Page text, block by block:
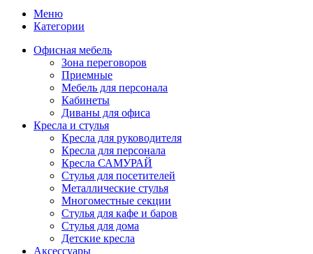
Меню
Категории
Офисная мебель
Зона переговоров
Приемные
Мебель для персонала
Кабинеты
Диваны для офиса
Кресла и стулья
Кресла для руководителя
Кресла для персонала
Кресла САМУРАЙ
Стулья для посетителей
Металлические стулья
Многоместные секции
Стулья для кафе и баров
Стулья для дома
Детские кресла
Аксессуары